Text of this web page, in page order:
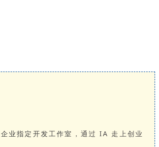
业指定开发工作室 ，通过 IA 走上创业